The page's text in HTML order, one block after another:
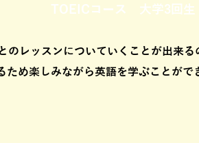
TOEICコース 大学3回
のレッスンについていくことが出来
ため楽しみながら英語を学ぶことが